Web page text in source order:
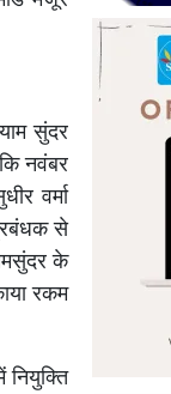
सुंदर
नवंबर
वर्मा
से
के
रकम